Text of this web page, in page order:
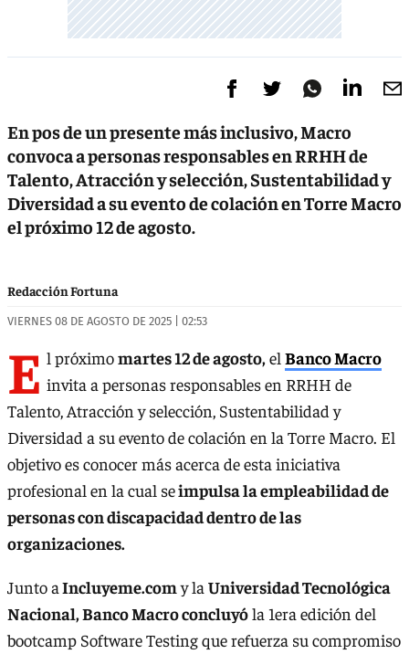
En pos de un presente más inclusivo, Macro
convoca a personas responsables en RRHH de
Talento, Atracción y selección, Sustentabilidad y
Diversidad a su evento de colación en Torre Macro
el próximo 12 de agosto.
Redacción Fortuna
VIERNES 08 DE AGOSTO DE 2025 | 02:53
E l próximomartes 12 de agosto,el Banco Macro
invita a personas responsables en RRHH de
Talento, Atracción y selección, Sustentabilidad y
Diversidad a su evento de colación en la Torre Macro. El
objetivo es conocer más acerca de esta iniciativa
profesional en la cual seimpulsa la empleabilidad de
personas con discapacidad dentro de las
organizaciones.
Junto aIncluyeme.comy la Universidad Tecnológica
Nacional, Banco Macro concluyóla 1era edición del
bootcamp Software Testing que refuerza su compromiso